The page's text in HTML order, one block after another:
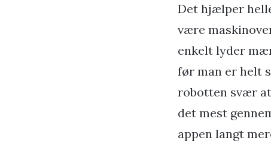
Det hjælper
være
enkelt lyder
før man er helt
robotten svær
det mest
appen langt